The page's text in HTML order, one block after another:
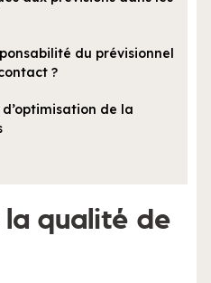
du prévisionnel
?
de la
la qualité de